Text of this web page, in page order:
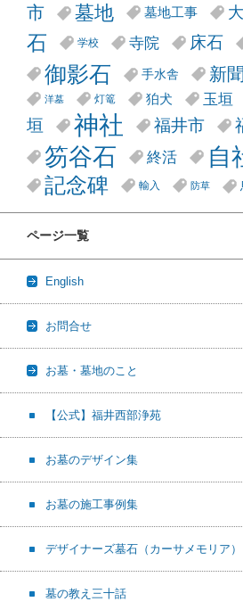
市
墓地 墓地工事
石
学校 寺院 床石
御影石 手水舎 新
洋墓 灯篭 狛犬 玉垣
垣
神社 福井市
笏谷石 終活 自
記念碑 輸入 防草
ページ一覧
English
お問合せ
お墓・墓地のこと
【公式】福井西部浄苑
お墓のデザイン集
お墓の施工事例集
デザイナーズ墓石（カーサメモリア）
墓の教え三十話